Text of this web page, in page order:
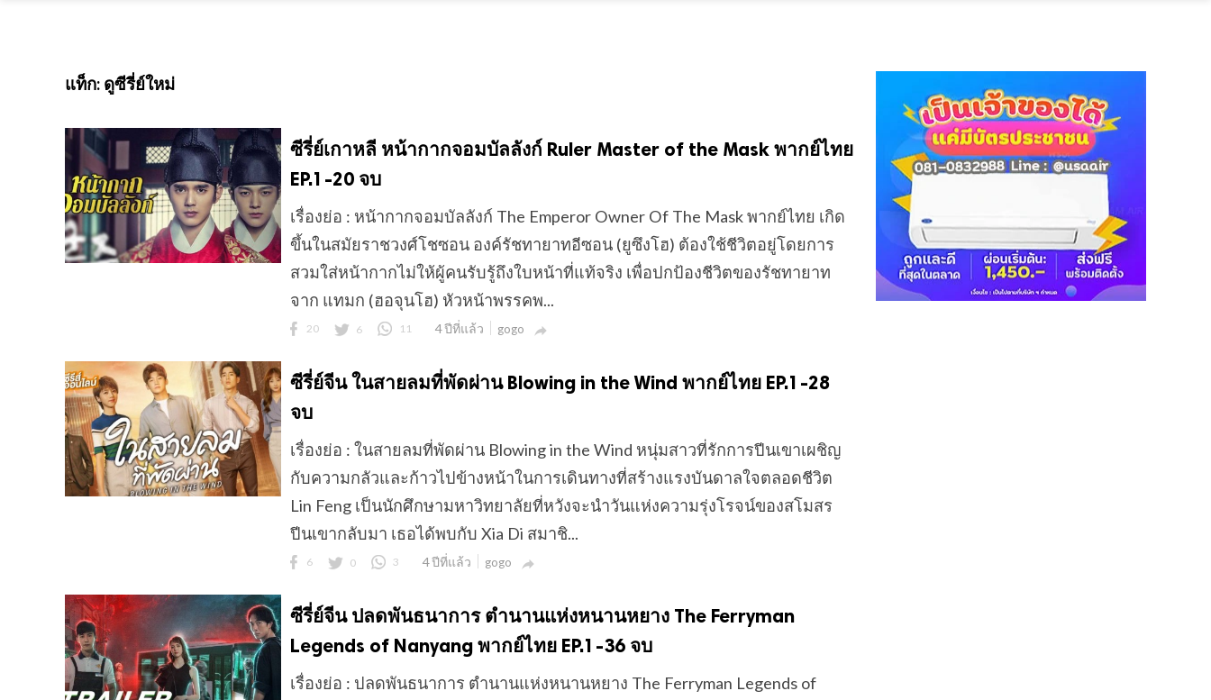
แท็ก: ดูซีรี่ย์ใหม่
ซีรี่ย์เกาหลี หน้ากากจอมบัลลังก์ Ruler Master of the Mask พากย์ไทย
EP.1-20 จบ
เรื่องย่อ : หน้ากากจอมบัลลังก์ The Emperor Owner Of The Mask พากย์ไทย เกิด
ขึ้นในสมัยราชวงศ์โชซอน องค์รัชทายาทอีซอน (ยูซึงโฮ) ต้องใช้ชีวิตอยู่โดยการ
สวมใส่หน้ากากไม่ให้ผู้คนรับรู้ถึงใบหน้าที่แท้จริง เพื่อปกป้องชีวิตของรัชทายาท
จาก แทมก (ฮอจุนโฮ) หัวหน้าพรรคพ...
20 6 11 4 ปีที่แล้ว gogo 
ซีรี่ย์จีน ในสายลมที่พัดผ่าน Blowing in the Wind พากย์ไทย EP.1-28
จบ
เรื่องย่อ : ในสายลมที่พัดผ่าน Blowing in the Wind หนุ่มสาวที่รักการปีนเขาเผชิญ
กับความกลัวและก้าวไปข้างหน้าในการเดินทางที่สร้างแรงบันดาลใจตลอดชีวิต
Lin Feng เป็นนักศึกษามหาวิทยาลัยที่หวังจะนำวันแห่งความรุ่งโรจน์ของสโมสร
ปีนเขากลับมา เธอได้พบกับ Xia Di สมาชิ...
6 0 3 4 ปีที่แล้ว gogo 
ซีรี่ย์จีน ปลดพันธนาการ ตำนานแห่งหนานหยาง The Ferryman
Legends of Nanyang พากย์ไทย EP.1-36 จบ
เรื่องย่อ : ปลดพันธนาการ ตำนานแห่งหนานหยาง The Ferryman Legends of